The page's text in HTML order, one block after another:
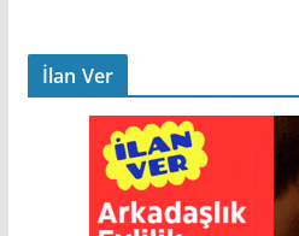
İlan Ver